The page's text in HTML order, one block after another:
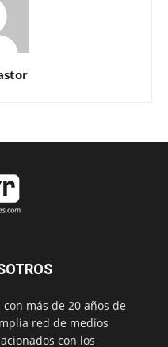
más de 20 años de
red de medios
con los